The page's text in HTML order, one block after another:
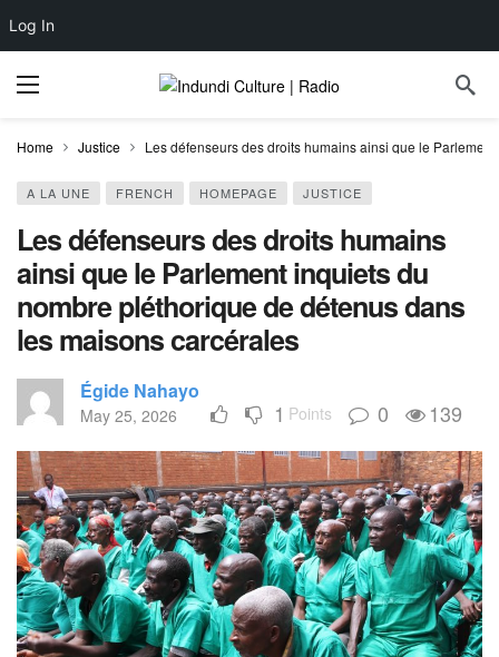
Log In
Home Justice Les défenseurs des droits humains ainsi que le
A LA UNE FRENCH HOMEPAGE JUSTICE
Les défenseurs des droits humains
ainsi que le Parlement inquiets du
nombre pléthorique de détenus dans
les maisons carcérales
Égide Nahayo
May 25, 2026 1 Points 0 139